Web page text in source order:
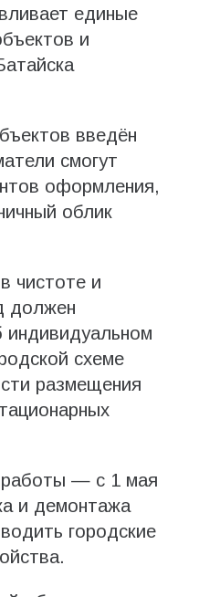
единые
и
введён
смогут
оформления,
облик
чистоте и
должен
индивидуальном
схеме
размещения
работы — с 1 мая
и демонтажа
городские